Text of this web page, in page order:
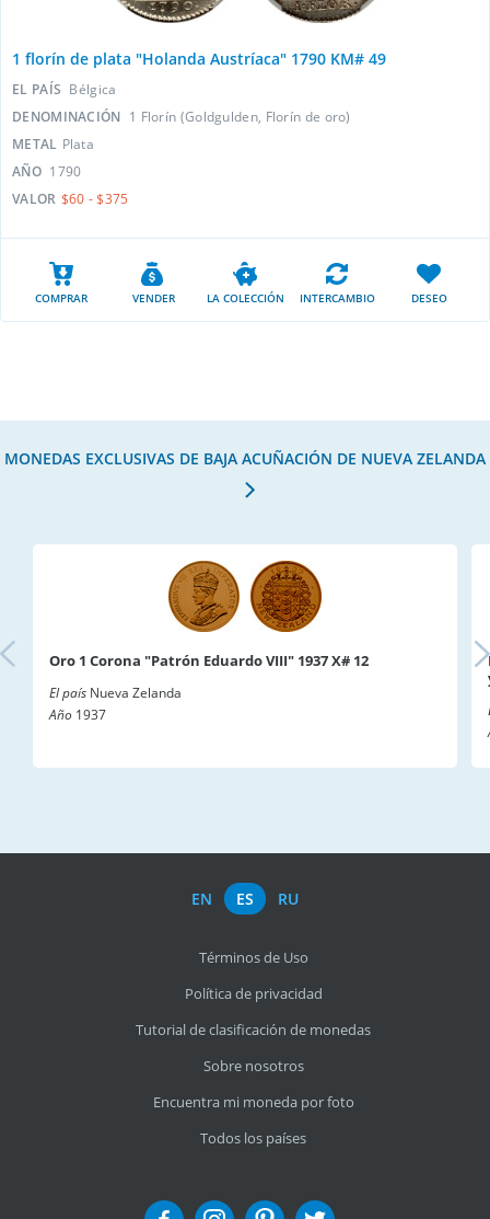
1 florín de plata "Holanda Austríaca" 1790 KM# 49
EL PAÍS Bélgica
DENOMINACIÓN 1 Florín (Goldgulden, Florín de oro)
METAL Plata
AÑO 1790
VALOR $60 - $375
COMPRAR VENDER LA COLECCIÓN INTERCAMBIO DESEO
MONEDAS EXCLUSIVAS DE BAJA ACUÑACIÓN DE NUEVA ZELANDA
Oro 1 Corona "Patrón Eduardo VIII" 1937 X# 12
El país Nueva Zelanda
Año 1937
EN ES RU
Términos de Uso
Política de privacidad
Tutorial de clasificación de monedas
Sobre nosotros
Encuentra mi moneda por foto
Todos los países